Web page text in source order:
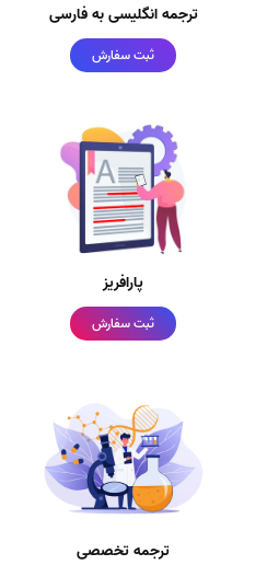
ترجمه انگلیسی به فارسی
ثبت سفارش
پارافریز
ثبت سفارش
ترجمه تخصصی